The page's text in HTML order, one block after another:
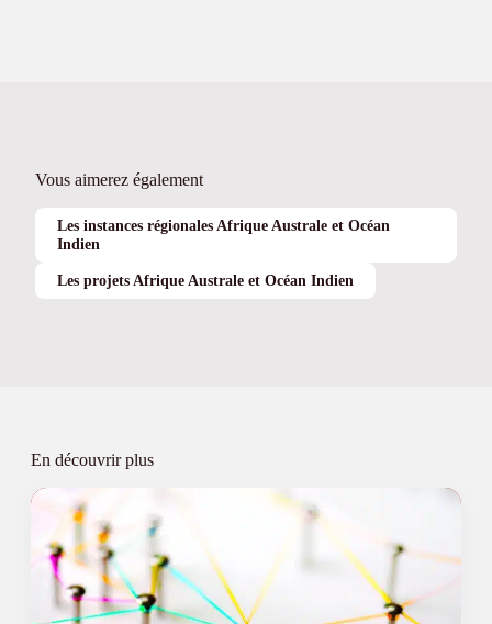
Vous aimerez également
Les instances régionales Afrique Australe et Océan
Indien
Les projets Afrique Australe et Océan Indien
En découvrir plus